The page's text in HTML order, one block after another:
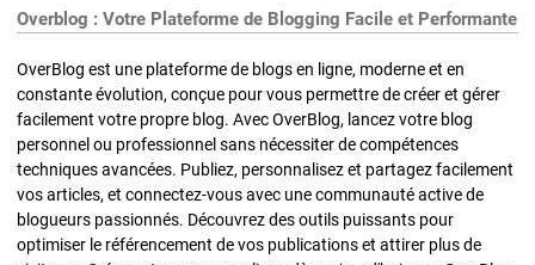
Overblog : Votre Plateforme de Blogging Facile et Performante
OverBlog est une plateforme de blogs en ligne, moderne et en
constante évolution, conçue pour vous permettre de créer et gérer
facilement votre propre blog. Avec OverBlog, lancez votre blog
personnel ou professionnel sans nécessiter de compétences
techniques avancées. Publiez, personnalisez et partagez facilement
vos articles, et connectez-vous avec une communauté active de
blogueurs passionnés. Découvrez des outils puissants pour
optimiser le référencement de vos publications et attirer plus de